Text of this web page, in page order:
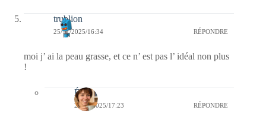
trublion
25/11/2025/16:34 RÉPONDRE
moi j’ ai la peau grasse, et ce n’ est pas l’ idéal non plus
!
Élise
26/11/2025/17:23 RÉPONDRE